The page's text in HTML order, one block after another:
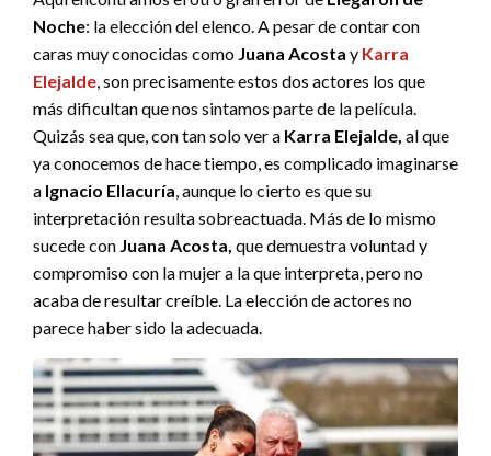
Noche: la elección del elenco. A pesar de contar con
caras muy conocidas como Juana Acosta y Karra
Elejalde, son precisamente estos dos actores los que
más dificultan que nos sintamos parte de la película.
Quizás sea que, con tan solo ver a Karra Elejalde, al que
ya conocemos de hace tiempo, es complicado imaginarse
a Ignacio Ellacuría, aunque lo cierto es que su
interpretación resulta sobreactuada. Más de lo mismo
sucede con Juana Acosta, que demuestra voluntad y
compromiso con la mujer a la que interpreta, pero no
acaba de resultar creíble. La elección de actores no
parece haber sido la adecuada.